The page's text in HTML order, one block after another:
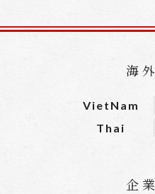
海
VietNam
Thai
企